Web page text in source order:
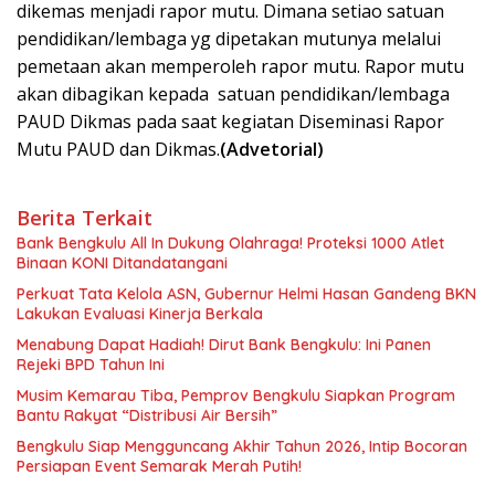
dikemas menjadi rapor mutu. Dimana setiao satuan
pendidikan/lembaga yg dipetakan mutunya melalui
pemetaan akan memperoleh rapor mutu. Rapor mutu
akan dibagikan kepada satuan pendidikan/lembaga
PAUD Dikmas pada saat kegiatan Diseminasi Rapor
Mutu PAUD dan Dikmas.(Advetorial)
Berita Terkait
Bank Bengkulu All In Dukung Olahraga! Proteksi 1000 Atlet
Binaan KONI Ditandatangani
Perkuat Tata Kelola ASN, Gubernur Helmi Hasan Gandeng BKN
Lakukan Evaluasi Kinerja Berkala
Menabung Dapat Hadiah! Dirut Bank Bengkulu: Ini Panen
Rejeki BPD Tahun Ini
Musim Kemarau Tiba, Pemprov Bengkulu Siapkan Program
Bantu Rakyat “Distribusi Air Bersih”
Bengkulu Siap Mengguncang Akhir Tahun 2026, Intip Bocoran
Persiapan Event Semarak Merah Putih!